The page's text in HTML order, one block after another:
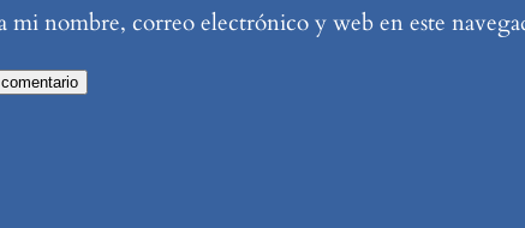
mi nombre, correo electrónico y web en este